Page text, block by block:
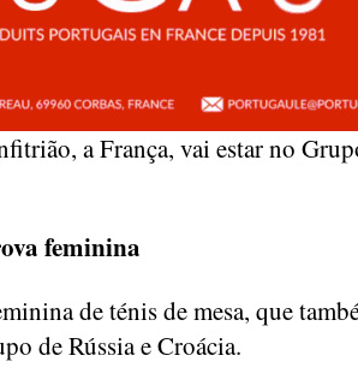
a França, vai estar no
feminina
de ténis de mesa, que
de Rússia e Croácia.